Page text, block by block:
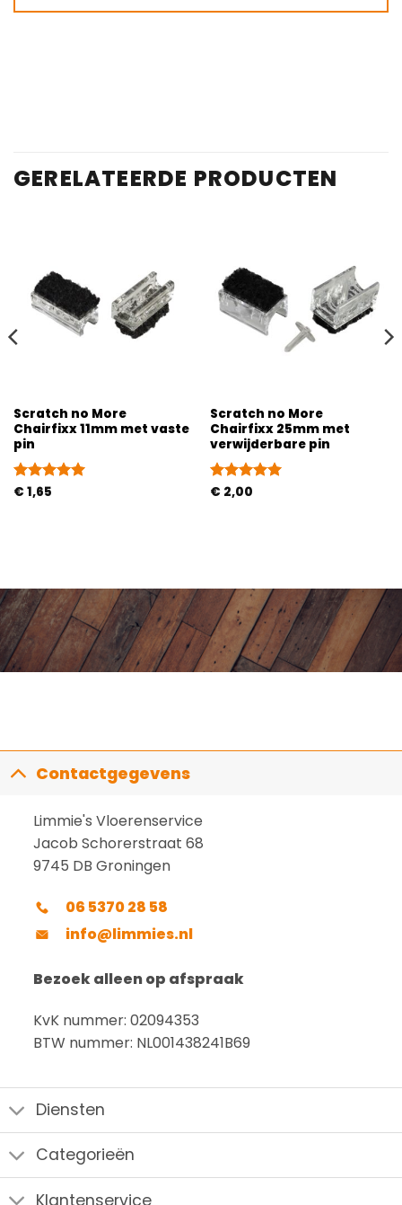
GERELATEERDE PRODUCTEN
Scratch no More
Chairfixx 11mm met vaste
pin
Gewaardeerd
€ 1,65
Scratch no More
Chairfixx 25mm met
verwijderbare pin
Gewaardeerd
€ 2,00
Contactgegevens
Limmie's Vloerenservice
Jacob Schorerstraat 68
9745 DB Groningen
06 5370 28 58
info@limmies.nl
Bezoek alleen op afspraak
KvK nummer: 02094353
BTW nummer: NL001438241B69
Diensten
Categorieën
Klantenservice